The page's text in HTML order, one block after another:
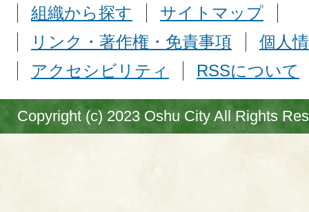
組織から探す
サイトマップ
リンク・著作権・免責事項
個人
アクセシビリティ
RSSについて
Copyright (c) 2023 Oshu City All Rights